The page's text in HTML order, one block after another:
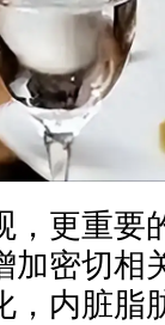
，更重要
加密切相
，内脏脂